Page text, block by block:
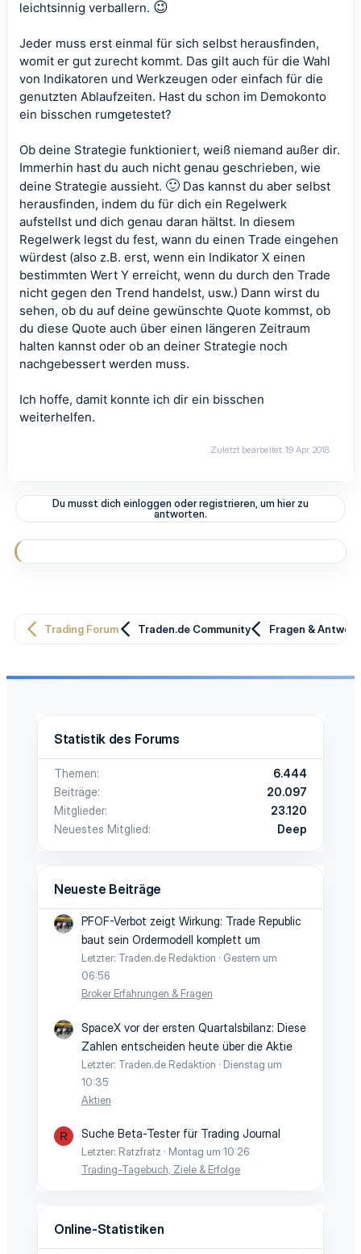
leichtsinnig verballern. 😉
Jeder muss erst einmal für sich selbst herausfinden,
womit er gut zurecht kommt. Das gilt auch für die Wahl
von Indikatoren und Werkzeugen oder einfach für die
genutzten Ablaufzeiten. Hast du schon im Demokonto
ein bisschen rumgetestet?
Ob deine Strategie funktioniert, weiß niemand außer dir.
Immerhin hast du auch nicht genau geschrieben, wie
deine Strategie aussieht. 🙂 Das kannst du aber selbst
herausfinden, indem du für dich ein Regelwerk
aufstellst und dich genau daran hältst. In diesem
Regelwerk legst du fest, wann du einen Trade eingehen
würdest (also z.B. erst, wenn ein Indikator X einen
bestimmten Wert Y erreicht, wenn du durch den Trade
nicht gegen den Trend handelst, usw.) Dann wirst du
sehen, ob du auf deine gewünschte Quote kommst, ob
du diese Quote auch über einen längeren Zeitraum
halten kannst oder ob an deiner Strategie noch
nachgebessert werden muss.
Ich hoffe, damit konnte ich dir ein bisschen
weiterhelfen.
Zuletzt bearbeitet: 19 Apr. 2018
Du musst dich einloggen oder registrieren, um hier zu
antworten.
Trading Forum Traden.de Community Fragen &
Statistik des Forums
Themen
6.444
Beiträge
20.097
Mitglieder
23.120
Neuestes Mitglied
Deep
Neueste Beiträge
PFOF-Verbot zeigt Wirkung: Trade Republic
baut sein Ordermodell komplett um
Letzter: Traden.de Redaktion
Gestern um
06:56
Broker Erfahrungen & Fragen
SpaceX vor der ersten Quartalsbilanz: Diese
Zahlen entscheiden heute über die Aktie
Letzter: Traden.de Redaktion
Dienstag um
10:35
Aktien
R Suche Beta-Tester für Trading Journal
Letzter: Ratzfratz
Montag um 10:26
Trading-Tagebuch, Ziele & Erfolge
Online-Statistiken